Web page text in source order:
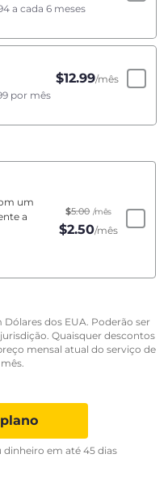
a cada 6 meses
$12.99/mês
por mês
um
a
$5.00 /mês
$2.50/mês
dos EUA. Poderão ser
Quaisquer descontos
mensal atual do serviço de
dinheiro em até 45 dias